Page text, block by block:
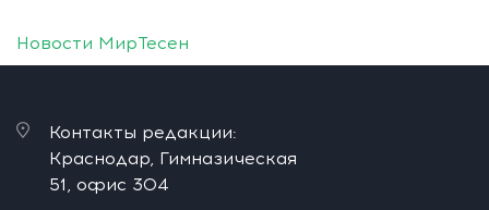
Новости МирТесен
Контакты редакции:
Краснодар, Гимназическая
51, офис 304